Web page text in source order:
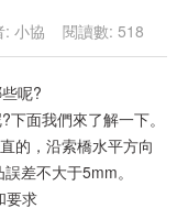
小協 閱讀數: 518
呢?
面我們來了解一下。
的，沿索橋水平方向
差不大于5mm。
要求